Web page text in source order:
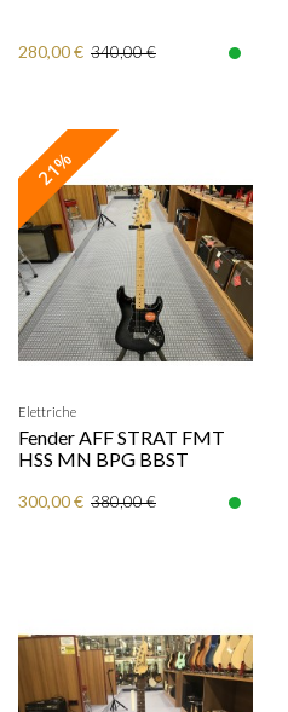
280,00 € 340,00 €
21%
Elettriche
Fender AFF STRAT FMT
HSS MN BPG BBST
300,00 € 380,00 €